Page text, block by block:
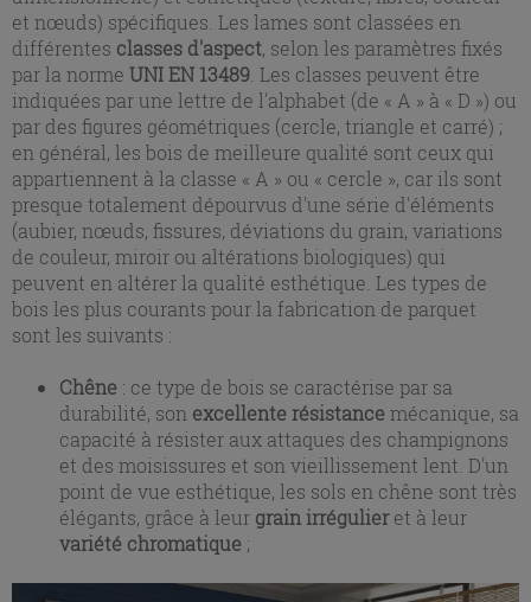
et nœuds) spécifiques. Les lames sont classées en
différentes classes d'aspect, selon les paramètres fixés
par la norme UNI EN 13489 . Les classes peuvent être
indiquées par une lettre de l'alphabet (de « A » à « D ») ou
par des figures géométriques (cercle, triangle et carré) ;
en général, les bois de meilleure qualité sont ceux qui
appartiennent à la classe « A » ou « cercle », car ils sont
presque totalement dépourvus d'une série d'éléments
(aubier, nœuds, fissures, déviations du grain, variations
de couleur, miroir ou altérations biologiques) qui
peuvent en altérer la qualité esthétique. Les types de
bois les plus courants pour la fabrication de parquet
sont les suivants :
Chêne : ce type de bois se caractérise par sa
durabilité, son excellente résistance mécanique, sa
capacité à résister aux attaques des champignons
et des moisissures et son vieillissement lent. D'un
point de vue esthétique, les sols en chêne sont très
élégants, grâce à leur grain irrégulieret à leur
variété chromatique ;